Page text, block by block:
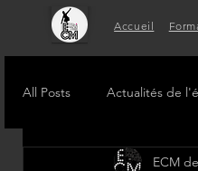
Accueil
All Posts Actualités de
ECM